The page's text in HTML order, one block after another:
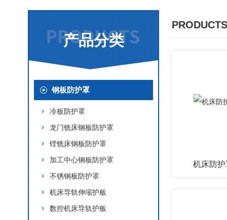
产品分类
钢板防护罩
冷板防护罩
龙门铣床钢板防护罩
镗铣床钢板防护罩
加工中心钢板防护罩
不锈钢板防护罩
机床导轨伸缩护板
数控机床导轨护板
机床防